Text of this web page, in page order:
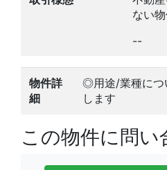
ない物
--
物件詳
細
◎用途/業種につ
します
この物件に問い